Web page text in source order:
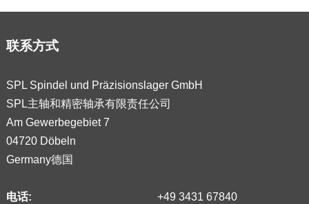
联系方式
SPL Spindel und Präzisionslager GmbH
SPL主轴和精密轴承有限责任公司
Am Gewerbegebiet 7
04720 Döbeln
Germany德国
电话:
+49 3431 67840